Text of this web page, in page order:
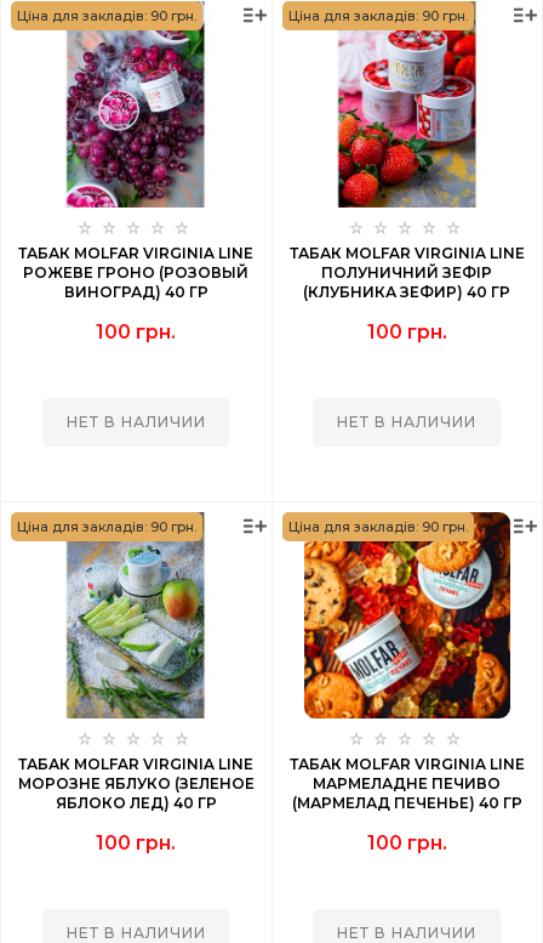
Ціна для закладів: 90 грн.
ТАБАК MOLFAR VIRGINIA LINE
РОЖЕВЕ ГРОНО (РОЗОВЫЙ
ВИНОГРАД) 40 ГР
100 грн.
НЕТ В НАЛИЧИИ
Ціна для закладів: 90 грн.
ТАБАК MOLFAR VIRGINIA LINE
ПОЛУНИЧНИЙ ЗЕФІР
(КЛУБНИКА ЗЕФИР) 40 ГР
100 грн.
НЕТ В НАЛИЧИИ
Ціна для закладів: 90 грн.
ТАБАК MOLFAR VIRGINIA LINE
МОРОЗНЕ ЯБЛУКО (ЗЕЛЕНОЕ
ЯБЛОКО ЛЕД) 40 ГР
100 грн.
НЕТ В НАЛИЧИИ
Ціна для закладів: 90 грн.
ТАБАК MOLFAR VIRGINIA LINE
МАРМЕЛАДНЕ ПЕЧИВО
(МАРМЕЛАД ПЕЧЕНЬЕ) 40 ГР
100 грн.
НЕТ В НАЛИЧИИ